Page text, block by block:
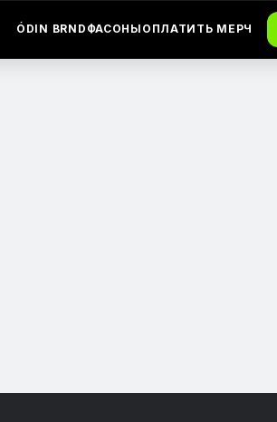
ÓDIN BRND ФАСОНЫ ОПЛАТИТЬ МЕРЧ